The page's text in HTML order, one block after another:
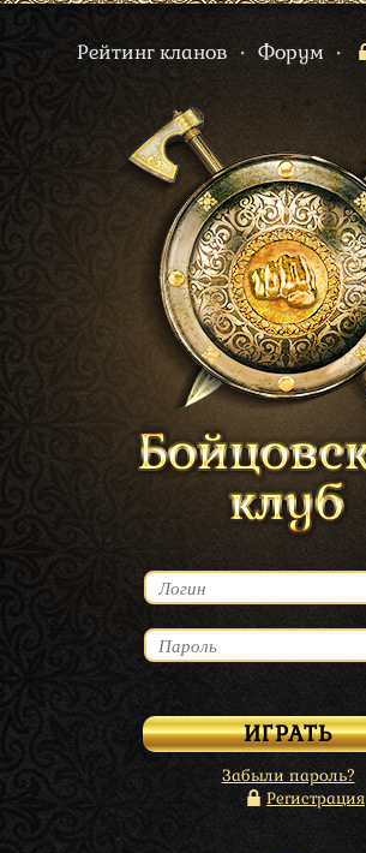
Рейтинг кланов • Форум •
Забыли пароль?
Регистрация